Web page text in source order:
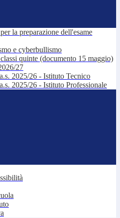
la preparazione dell'esame
e cyberbullismo
quinte (documento 15 maggio)
27
2025/26 - Istituto Tecnico
2025/26 - Istituto Professionale